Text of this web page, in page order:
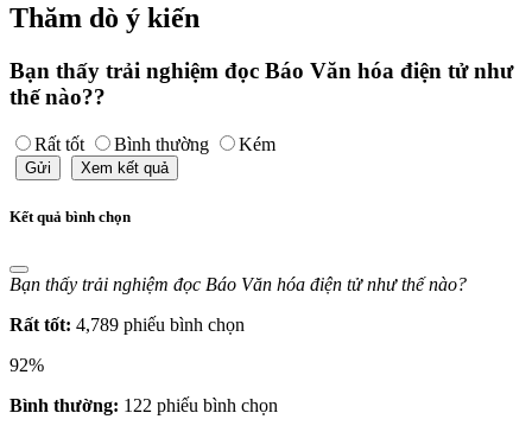
Thăm dò ý kiến
Bạn thấy trải nghiệm đọc Báo Văn hóa điện tử như
thế nào??
Rất tốt Bình thường Kém
Gửi Xem kết quả
Kết quả bình chọn
Bạn thấy trải nghiệm đọc Báo Văn hóa điện tử như thế nào?
Rất tốt: 4,789 phiếu bình chọn
92%
Bình thường: 122 phiếu bình chọn